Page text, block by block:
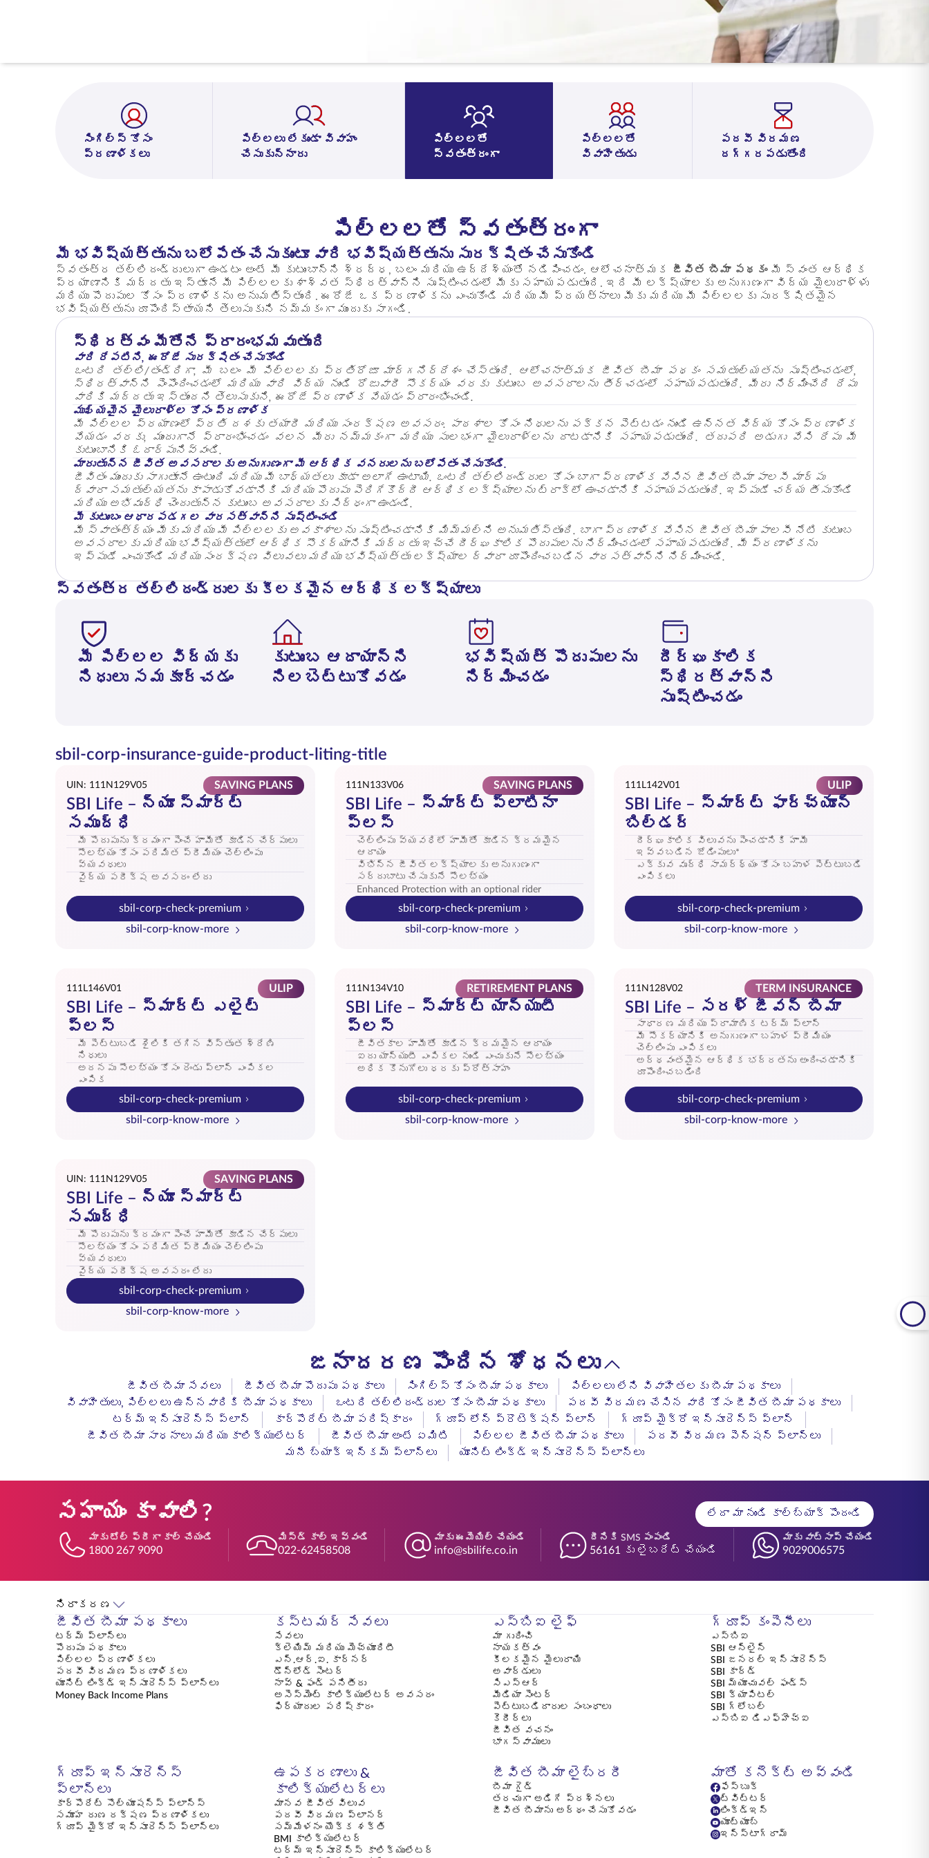
సింగిల్స్ కోసం
ప్రణాళికలు
పిల్లలు లేకుండా వివాహం
చేసుకున్నారు
పిల్లలతో
స్వతంత్రంగా
పిల్లలతో
వివాహితుడు
పదవీ విరమణ
దగ్గరపడుతోంది
పిల్లలతో స్వతంత్రంగా
మీ భవిష్యత్తును బలోపేతం చేసుకుంటూ వారి భవిష్యత్తును సురక్షితం చేసుకోండి
స్వతంత్ర తల్లిదండ్రులుగా ఉండటం అంటే మీ కుటుంబాన్ని శ్రద్ధ, బలం మరియు ఉద్దేశ్యంతో నడిపించడం. ఆలోచనాత్మక జీవిత బీమా పథకంమీ స్వంత ఆర్థిక
ప్రయాణానికి మద్దతు ఇస్తూనే మీ పిల్లలకు శాశ్వత స్థిరత్వాన్ని సృష్టించడంలో మీకు సహాయపడుతుంది. ఇది మీ లక్ష్యాలకు అనుగుణంగా విద్య మైలురాళ్ళు
మరియు పొదుపుల కోసం ప్రణాళికను అనుమతిస్తుంది. ఈరోజే ఒక ప్రణాళికను ఎంచుకోండి మరియు మీ ప్రయత్నాలు మీకు మరియు మీ పిల్లలకు సురక్షితమైన
భవిష్యత్తును రూపొందిస్తాయని తెలుసుకుని నమ్మకంగా ముందుకు సాగండి.
స్థిరత్వం మీతోనే ప్రారంభమవుతుంది
వారి రేపటిని, ఈరోజే సురక్షితం చేసుకోండి
ఒంటరి తల్లి/తండ్రిగా, మీ బలం మీ పిల్లలకు ప్రతిరోజూ మార్గనిర్దేశం చేస్తుంది. ఆలోచనాత్మక జీవిత బీమా పథకం సమతుల్యతను సృష్టించడంలో,
స్థిరత్వాన్ని పెంపొందించడంలో మరియు వారి విద్య నుండి రోజువారీ సౌకర్యం వరకు కుటుంబ అవసరాలను తీర్చడంలో సహాయపడుతుంది. మీరు నిర్మించేది రేపు
వారికి మద్దతు ఇస్తుందని తెలుసుకుని, ఈరోజే ప్రణాళిక వేయడం ప్రారంభించండి.
ముఖ్యమైన మైలురాళ్ల కోసం ప్రణాళిక
మీ పిల్లల ప్రయాణంలో ప్రతి దశకు తయారీ మరియు సంరక్షణ అవసరం. పాఠశాల కోసం నిధులను పక్కన పెట్టడం నుండి ఉన్నత విద్య కోసం ప్రణాళిక
వేయడం వరకు, ముందుగానే ప్రారంభించడం వలన మీరు నమ్మకంగా మరియు సులభంగా మైలురాళ్లను దాటడానికి సహాయపడుతుంది. తదుపరి అడుగు వేసి రేపు మీ
కుటుంబానికి ఓదార్పునివ్వండి.
మారుతున్న జీవిత అవసరాలకు అనుగుణంగా మీ ఆర్థిక వనరులను బలోపేతం చేసుకోండి.
జీవితం ముందుకు సాగుతూనే ఉంటుంది మరియు మీ బాధ్యతలు కూడా అలాగే ఉంటాయి. ఒంటరి తల్లిదండ్రుల కోసం బాగా ప్రణాళిక వేసిన జీవిత బీమా పాలసీ మార్పు
ద్వారా సమతుల్యతను కాపాడుకోవడానికి మరియు పొదుపు పెరిగేకొద్దీ ఆర్థిక లక్ష్యాలను ట్రాక్‌లో ఉంచడానికి సహాయపడుతుంది. ఇప్పుడే చర్య తీసుకోండి
మరియు అభివృద్ధి చెందుతున్న కుటుంబ అవసరాలకు సిద్ధంగా ఉండండి.
మీ కుటుంబం ఆధారపడగల వారసత్వాన్ని సృష్టించండి
మీ స్వాతంత్ర్యం మీకు మరియు మీ పిల్లలకు అవకాశాలను సృష్టించడానికి మిమ్మల్ని అనుమతిస్తుంది. బాగా ప్రణాళిక వేసిన జీవిత బీమా పాలసీ నేటి కుటుంబ
అవసరాలకు మరియు భవిష్యత్తులో ఆర్థిక సౌకర్యానికి మద్దతు ఇచ్చే దీర్ఘకాలిక పొదుపులను నిర్మించడంలో సహాయపడుతుంది. మీ ప్రణాళికను
ఇప్పుడే ఎంచుకోండి మరియు సంరక్షణ విలువలు మరియు భవిష్యత్తు లక్ష్యాల ద్వారా రూపొందించబడిన వారసత్వాన్ని నిర్మించండి.
స్వతంత్ర తల్లిదండ్రులకు కీలకమైన ఆర్థిక లక్ష్యాలు
మీ పిల్లల విద్యకు
నిధులు సమకూర్చడం
కుటుంబ ఆదాయాన్ని
నిలబెట్టుకోవడం
భవిష్యత్ పొదుపులను
నిర్మించడం
దీర్ఘకాలిక
స్థిరత్వాన్ని
సృష్టించడం
sbil-corp-insurance-guide-product-liting-title
UIN: 111N129V05 SAVING PLANS
SBI Life – న్యూ స్మార్ట్
సమృద్ధి
మీ పొదుపును క్రమంగా పెంచే హామీతో కూడిన చేర్పులు
సౌలభ్యం కోసం పరిమిత ప్రీమియం చెల్లింపు
వ్యవధులు
వైద్య పరీక్ష అవసరం లేదు
sbil-corp-check-premium
sbil-corp-know-more
111N133V06 SAVING PLANS
SBI Life – స్మార్ట్ ప్లాటినా
ప్లస్
చెల్లింపు వ్యవధిలో హామీతో కూడిన క్రమమైన
ఆదాయం
విభిన్న జీవిత లక్ష్యాలకు అనుగుణంగా
సర్దుబాటు చేసుకునే సౌలభ్యం
Enhanced Protection with an optional rider
sbil-corp-check-premium
sbil-corp-know-more
111L142V01 ULIP
SBI Life – స్మార్ట్ ఫార్చ్యూన్
బిల్డర్
దీర్ఘకాలిక విలువను పెంచడానికి హామీ
ఇవ్వబడిన జోడింపులు*
ఎక్కువ వృద్ధి సామర్థ్యం కోసం బహుళ పెట్టుబడి
ఎంపికలు
sbil-corp-check-premium
sbil-corp-know-more
111L146V01 ULIP
SBI Life – స్మార్ట్ ఎలైట్
ప్లస్
మీ పెట్టుబడి శైలికి తగిన విస్తృత శ్రేణి
నిధులు
అదనపు సౌలభ్యం కోసం రెండు ప్లాన్ ఎంపికల
ఎంపిక
sbil-corp-check-premium
sbil-corp-know-more
111N134V10 RETIREMENT PLANS
SBI Life – స్మార్ట్ యాన్యుటీ
ప్లస్
జీవితకాల హామీతో కూడిన క్రమమైన ఆదాయం
ఐదు యాన్యుటీ ఎంపికల నుండి ఎంచుకునే సౌలభ్యం
అధిక కొనుగోలు ధరకు ప్రోత్సాహం
sbil-corp-check-premium
sbil-corp-know-more
111N128V02 TERM INSURANCE
SBI Life – సరళ్ జీవన్ బీమా
సాధారణ మరియు ప్రామాణిక టర్మ్ ప్లాన్
మీ సౌకర్యానికి అనుగుణంగా బహుళ ప్రీమియం
చెల్లింపు ఎంపికలు
అర్థవంతమైన ఆర్థిక భద్రతను అందించడానికి
రూపొందించబడింది
sbil-corp-check-premium
sbil-corp-know-more
UIN: 111N129V05 SAVING PLANS
SBI Life – న్యూ స్మార్ట్
సమృద్ధి
మీ పొదుపును క్రమంగా పెంచే హామీతో కూడిన చేర్పులు
సౌలభ్యం కోసం పరిమిత ప్రీమియం చెల్లింపు
వ్యవధులు
వైద్య పరీక్ష అవసరం లేదు
sbil-corp-check-premium
sbil-corp-know-more
జనాదరణ పొందిన శోధనలు
జీవిత బీమా సేవలు జీవిత బీమా పొదుపు పథకాలు సింగిల్స్ కోసం బీమా పథకాలు
పిల్లలు లేని వివాహితలకు బీమా పథకాలు
వివాహితులు, పిల్లలు ఉన్నవారికి బీమా పథకాలు
ఒంటరి తల్లిదండ్రుల కోసం బీమా పథకాలు
పదవీ విరమణ చేసిన వారి కోసం జీవిత బీమా పథకాలు
టర్మ్ ఇన్సూరెన్స్ ప్లాన్
కార్పొరేట్ బీమా పరిష్కారం గ్రూప్ లోన్ ప్రొటెక్షన్ ప్లాన్
గ్రూప్ మైక్రో ఇన్సూరెన్స్ ప్లాన్
జీవిత బీమా సాధనాలు మరియు కాలిక్యులేటర్
జీవిత బీమా అంటే ఏమిటి పిల్లల జీవిత బీమా పథకాలు
పదవీ విరమణ పెన్షన్ ప్లాన్‌లు
మనీ బ్యాక్ ఇన్‌కమ్ ప్లాన్‌లు
యూనిట్ లింక్డ్ ఇన్సూరెన్స్ ప్లాన్లు
సహాయం కావాలి? లేదా మా నుండి కాల్‌బ్యాక్ పొందండి
మాకు టోల్ ఫ్రీగా కాల్ చేయండి
1800 267 9090
మిస్డ్ కాల్ ఇవ్వండి
022-62458508
మాకు ఈమెయిల్ చేయండి
info@sbilife.co.in
దీనికి SMS పంపండి
56161 కు లైబరేట్ చేయండి
మాకు వాట్సాప్ చేయండి
9029006575
నిరాకరణ
జీవిత బీమా పథకాలు
టర్మ్ ప్లాన్లు
పొదుపు పథకాలు
పిల్లల ప్రణాళికలు
పదవీ విరమణ ప్రణాళికలు
యూనిట్ లింక్డ్ ఇన్సూరెన్స్ ప్లాన్లు
Money Back Income Plans
కస్టమర్ సేవలు
సేవలు
క్లెయిమ్ మరియు మెచ్యూరిటీ
ఎన్.ఆర్.ఐ. కార్నర్
డౌన్‌లోడ్ సెంటర్
నావ్ & ఫండ్ పనితీరు
అసెస్‌మెంట్ కాలిక్యులేటర్ అవసరం
ఫిర్యాదుల పరిష్కారం
ఎస్‌బిఐ లైఫ్
మా గురించి
నాయకత్వం
కీలకమైన మైలురాయి
అవార్డులు
సిఎస్ఆర్
మీడియా సెంటర్
పెట్టుబడిదారుల సంబంధాలు
కెరీర్లు
జీవిత వచనం
భాగస్వాములు
గ్రూప్ కంపెనీలు
ఎస్బిఐ
SBI ఆన్‌లైన్
SBI జనరల్ ఇన్సూరెన్స్
SBI కార్డ్
SBI మ్యూచువల్ ఫండ్స్
SBI క్యాపిటల్
SBI గ్లోబల్
ఎస్బిఐ డిఎఫ్హెచ్ఐ
గ్రూప్ ఇన్సూరెన్స్
ప్లాన్లు
కార్పొరేట్ సొల్యూషన్స్ ప్లాన్స్
సమూహ రుణ రక్షణ ప్రణాళికలు
గ్రూప్ మైక్రో ఇన్సూరెన్స్ ప్లాన్‌లు
ఉపకరణాలు &
కాలిక్యులేటర్లు
మానవ జీవిత విలువ
పదవీ విరమణ ప్లానర్
సమ్మేళనం యొక్క శక్తి
BMI కాలిక్యులేటర్
టర్మ్ ఇన్సూరెన్స్ కాలిక్యులేటర్
జీవిత బీమా లైబ్రరీ
బీమా గైడ్
తరచుగా అడిగే ప్రశ్నలు
జీవిత బీమాను అర్థం చేసుకోవడం
మాతో కనెక్ట్ అవ్వండి
ఫేస్బుక్
ట్విట్టర్
లింక్డ్ఇన్
యూట్యూబ్
ఇన్స్టాగ్రామ్